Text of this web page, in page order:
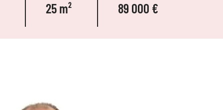
25 m² 89 000 €